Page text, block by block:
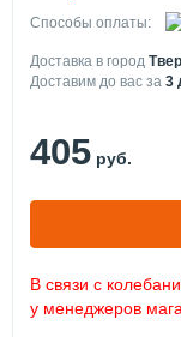
Способы оплаты:
Доставка в город
Доставим до вас за 3
405 руб.
В связи с
у менеджеров